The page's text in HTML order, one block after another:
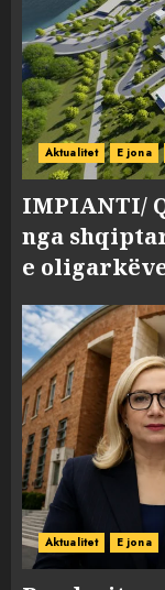
Aktualitet E jona
IMPIANTI/
nga
e
Aktualitet E jona